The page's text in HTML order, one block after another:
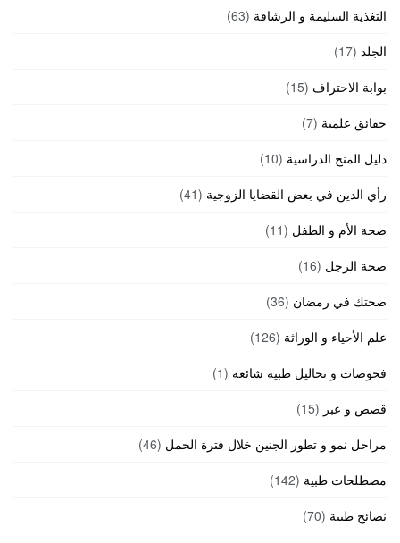
التغذية السليمة و الرشاقة (63)
الجلد (17)
بوابة الاحتراف (15)
حقائق علمية (7)
دليل المنح الدراسية (10)
رأي الدين في بعض القضايا الزوجية (41)
صحة الأم و الطفل (11)
صحة الرجل (16)
صحتك في رمضان (36)
علم الأحياء و الوراثة (126)
فحوصات و تحاليل طبية شائعه (1)
قصص و عبر (15)
مراحل نمو و تطور الجنين خلال فترة الحمل (46)
مصطلحات طبية (142)
نصائح طبية (70)